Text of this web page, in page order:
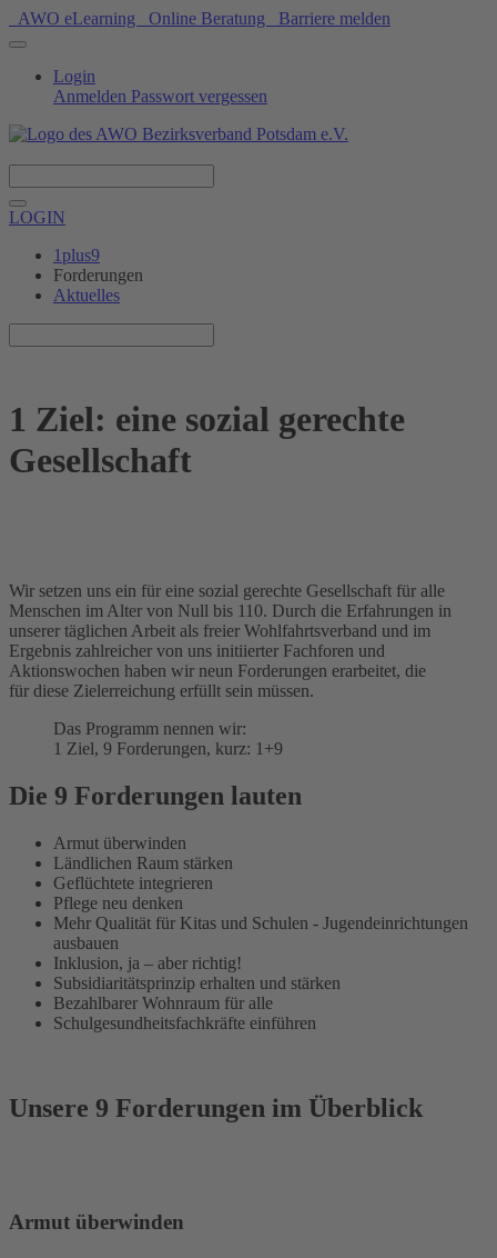
AWO eLearning Online Beratung Barriere melden
Login
Anmelden Passwort vergessen
LOGIN
1plus9
Forderungen
Aktuelles
1 Ziel: eine sozial gerechte
Gesellschaft
Wir setzen uns ein für eine sozial gerechte Gesellschaft für alle
Menschen im Alter von Null bis 110. Durch die Erfahrungen in
unserer täglichen Arbeit als freier Wohlfahrtsverband und im
Ergebnis zahlreicher von uns initiierter Fachforen und
Aktionswochen haben wir neun Forderungen erarbeitet, die
für diese Zielerreichung erfüllt sein müssen.
Das Programm nennen wir:
1 Ziel, 9 Forderungen, kurz: 1+9
Die 9 Forderungen lauten
Armut überwinden
Ländlichen Raum stärken
Geflüchtete integrieren
Pflege neu denken
Mehr Qualität für Kitas und Schulen - Jugendeinrichtungen
ausbauen
Inklusion, ja – aber richtig!
Subsidiaritätsprinzip erhalten und stärken
Bezahlbarer Wohnraum für alle
Schulgesundheitsfachkräfte einführen
Unsere 9 Forderungen im Überblick
Armut überwinden